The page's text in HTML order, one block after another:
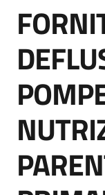
Bandi
e
di
Supporto
Piattaforme
Salta al contenuto